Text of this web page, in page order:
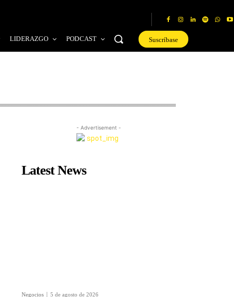
LIDERAZGO PODCAST Suscríbase
- Advertisement -
Latest News
Negocios 5 de agosto de 2026